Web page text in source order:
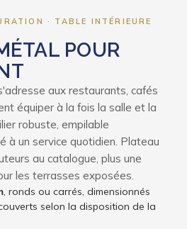
· TABLE INTÉRIEURE
POUR
aux restaurants, cafés
équiper à la fois la salle et la
robuste, empilable
à un service quotidien. Plateau
au catalogue, plus une
les terrasses exposées.
, ronds ou carrés, dimensionnés
selon la disposition de la